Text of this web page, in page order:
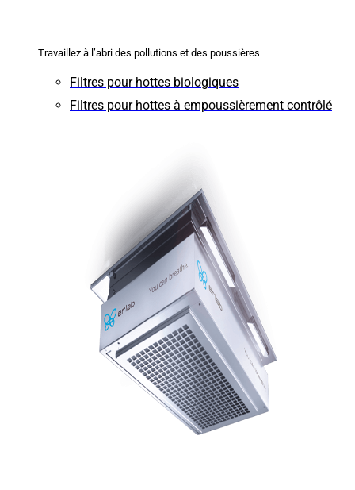
Travaillez à l’abri des pollutions et des poussières
Filtres pour hottes biologiques
Filtres pour hottes à empoussièrement contrôlé